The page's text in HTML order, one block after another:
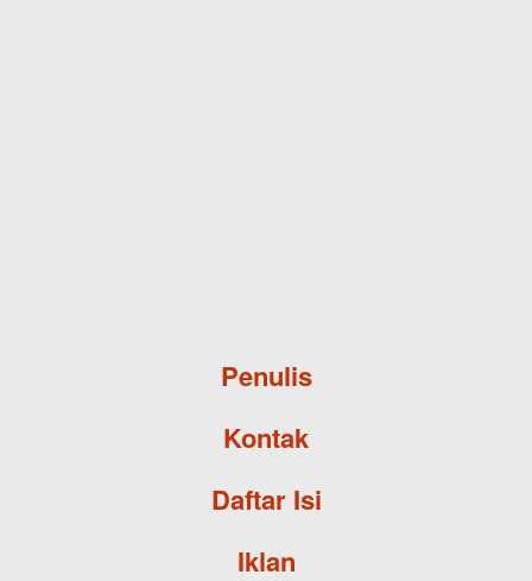
Penulis
Kontak
Daftar Isi
Iklan